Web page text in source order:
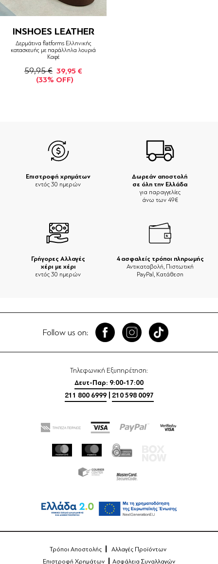
INSHOES LEATHER
Δερμάτινα flatforms Ελληνικής
κατασκευής με παράλληλα λουριά
Καφέ
59,95 € 39,95 €
(33% OFF)
Δωρεάν αποστολή
σε όλη την Ελλάδα
για παραγγελίες
άνω των 49€
Επιστροφή χρημάτων
εντός 30 ημερών
Γρήγορες Αλλαγές
χέρι με χέρι
εντός 30 ημερών
4 ασφαλείς τρόποι πληρωμής
Αντικαταβολή, Πιστωτική
PayPal, Κατάθεση
Follow us on:
Τηλεφωνική Εξυπηρέτηση:
Δευτ-Παρ: 9:00-17:00
211 800 6999
210 598 0097
Τρόποι Αποστολής
Αλλαγές Προϊόντων
Επιστροφή Χρημάτων
Ασφάλεια Συναλλαγών